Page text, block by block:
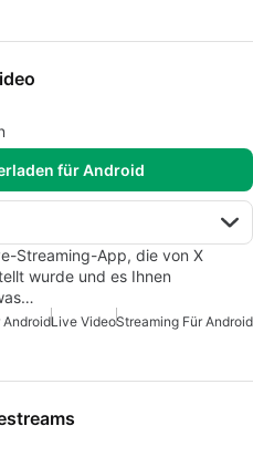
für Android
Streaming-App, die von X
wurde und es Ihnen
AndroidLive VideoStreaming Für Android